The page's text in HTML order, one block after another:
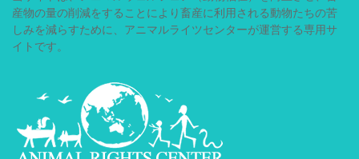
産物の量の削減をすることにより畜産に利用される動物たちの苦
しみを減らすために、アニマルライツセンターが運営する専用サ
イトです。